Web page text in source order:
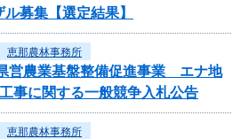
募集【選定結果】
恵那農林事務所
営農業基盤整備促進事業 エナ地
事に関する一般競争入札公告
恵那農林事務所